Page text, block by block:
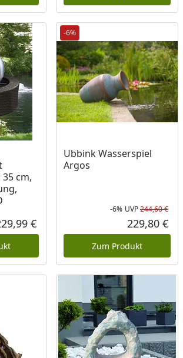
cm,
Aktueller Preis
€
-6%
Ubbink Wasserspiel
Argos
-6% UVP244,60 €
229,80 €
Zum Produkt